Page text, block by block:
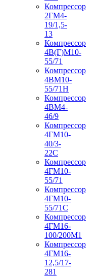
Компрессор
2ГМ4-
19/1,5-
13
Компрессор
4В(Г)М10-
55/71
Компрессор
4ВМ10-
55/71Н
Компрессор
4ВМ4-
46/9
Компрессор
4ГМ10-
40/3-
22С
Компрессор
4ГМ10-
55/71
Компрессор
4ГМ10-
55/71С
Компрессор
4ГМ16-
100/200М1
Компрессор
4ГМ16-
12,5/17-
281